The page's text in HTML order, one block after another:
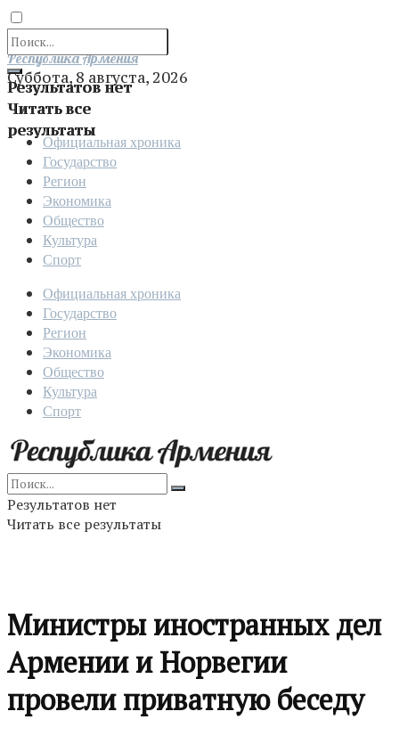
Результатов нет
Читать все
результаты
Отправить
Республика Армения
Суббота, 8 августа, 2026
Официальная хроника
Государство
Регион
Экономика
Общество
Культура
Спорт
Официальная хроника
Государство
Регион
Экономика
Общество
Культура
Спорт
Результатов нет
Читать все результаты
Министры иностранных дел
Армении и Норвегии
провели приватную беседу